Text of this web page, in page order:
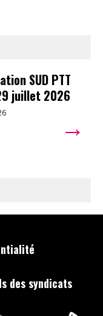
SUD PTT
juillet 2026
→
des syndicats